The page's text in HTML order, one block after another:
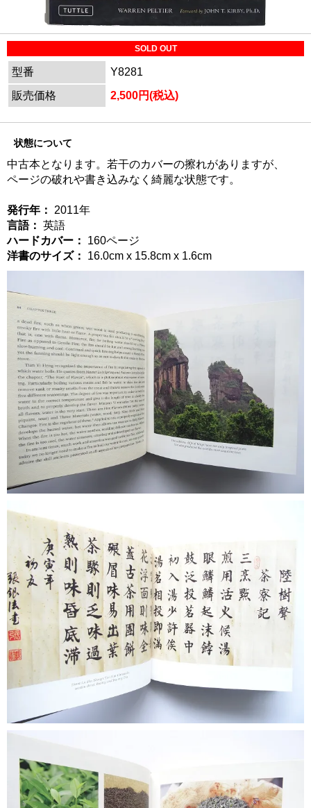
SOLD OUT
型番
Y8281
販売価格
2,500円(税込)
状態について
中古本となります。若干のカバーの擦れがありますが、
ページの破れや書き込みなく綺麗な状態です。
発行年：
2011年
言語： 英語
ハードカバー：
160ページ
洋書のサイズ：
16.0cm x 15.8cm x 1.6cm